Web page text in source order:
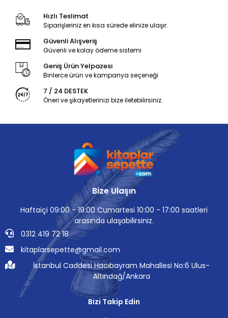
Hızlı Teslimat
Siparişleriniz en kısa sürede elinize ulaşır.
Güvenli Alışveriş
Güvenli ve kolay ödeme sistemi
Geniş Ürün Yelpazesi
Binlerce ürün ve kampanya seçeneği
7 / 24 DESTEK
Öneri ve şikayetlerinizi bize iletebilirsiniz.
Bize Ulaşın
Haftaiçi 09:00 - 19:00 Cumartesi 10:00 - 17:00 saatleri
arasında ulaşabilirsiniz.
0312 419 72 18
kitaplarsepette@gmail.com
İstanbul Caddesi Hacıbayram Mahallesi No:6 Ulus-
Altındağ/Ankara
Bizi Takip Edin